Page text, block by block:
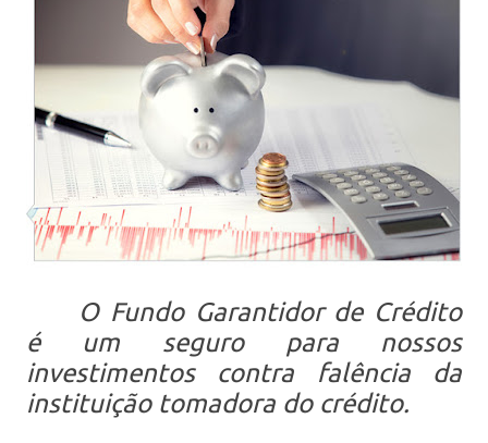
O Fundo Garantidor de Crédito
é um seguro para nossos
investimentos contra falência da
instituição tomadora do crédito.